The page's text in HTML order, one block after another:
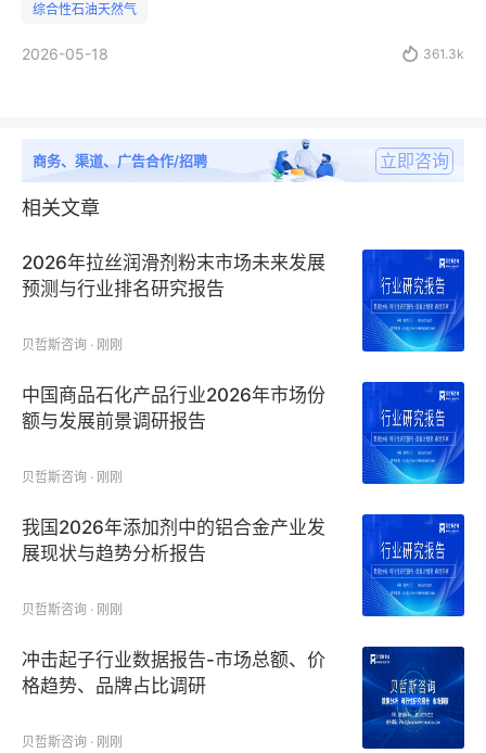
综合性石油天然气
2026-05-18  361.3k
商务、渠道、广告合作/招聘 立即咨询
相关文章
2026年拉丝润滑剂粉末市场未来发展
预测与行业排名研究报告
贝哲斯咨询 · 刚刚
中国商品石化产品行业2026年市场份
额与发展前景调研报告
贝哲斯咨询 · 刚刚
我国2026年添加剂中的铝合金产业发
展现状与趋势分析报告
贝哲斯咨询 · 刚刚
冲击起子行业数据报告-市场总额、价
格趋势、品牌占比调研
贝哲斯咨询 · 刚刚